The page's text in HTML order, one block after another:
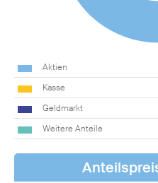
Aktien
Kasse
Geldmarkt
Weitere Anteile